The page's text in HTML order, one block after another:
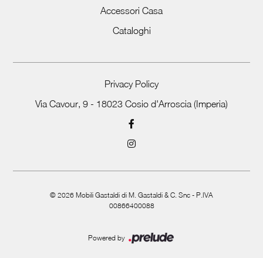
Accessori Casa
Cataloghi
Privacy Policy
Via Cavour, 9 - 18023 Cosio d'Arroscia (Imperia)
© 2026 Mobili Gastaldi di M. Gastaldi & C. Snc - P.IVA
00866400088
Powered by